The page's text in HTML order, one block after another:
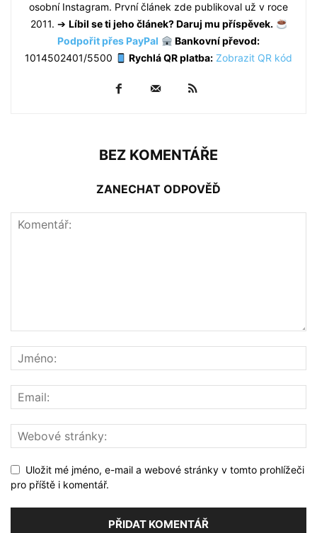
osobní Instagram. První článek zde publikoval už v roce
2011. ➔ Líbil se ti jeho článek? Daruj mu příspěvek.
Podpořit přes PayPal
Bankovní převod:
1014502401/5500
Rychlá QR platba: Zobrazit QR kód
BEZ KOMENTÁŘE
ZANECHAT ODPOVĚĎ
Uložit mé jméno, e-mail a webové stránky v tomto prohlížeči
pro příště i komentář.